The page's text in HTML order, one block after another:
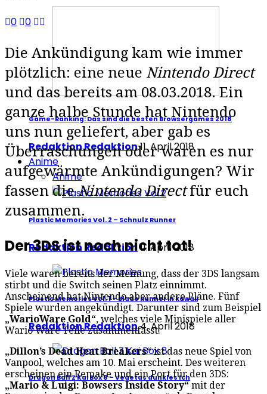
Game-Ranking: Das sind die besten Browsergames 2018
Redaktion Redaktion11. April 2018
Anime
Anime
Plastic Memories Vol. 2 – Schnulz Runner
Redaktion Redaktion11. April 2018
Plastic Memories Vol. 1 – Blade Runner in kawaii
Redaktion Redaktion4. April 2018
Dragon Ball Z Kai Box 8 – Vegetas dunkles Ich
0 0
Die Ankündigung kam wie immer
plötzlich: eine neue Nintendo Direct
und das bereits am 08.03.2018. Ein
ganze halbe Stunde hat Nintendo
uns nun geliefert, aber gab es
Überraschungen oder waren es nur
aufgewärmte Ankündigungen? Wir
fassen dieNintendo Directfür euch
zusammen.
Der 3DS ist noch nicht tot!
Viele waren bereits der Meinung, dass der 3DS langsam
stirbt und die Switch seinen Platz einnimmt.
Anscheinend hat Nintendo aber andere Pläne. Fünf
Spiele wurden angekündigt. Darunter sind zum Beispiel
„WarioWare Gold“, welches viele Minispiele aller
Wario Ware Teile zusammenfasst.
„Dillon’s Dead Heat Breakers“ist das neue Spiel von
Vanpool, welches am 10. Mai erscheint. Des weiteren
erscheinen ein Remake und ein Port für den 3DS:
„Mario & Luigi: Bowsers Inside Story“ mit der